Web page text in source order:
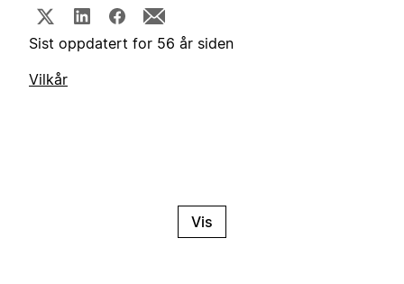
Sist oppdatert for 56 år siden
Vilkår
Vis